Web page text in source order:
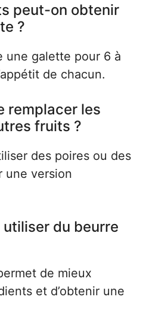
peut-on obtenir
?
une galette pour 6 à
de chacun.
remplacer les
fruits ?
des poires ou des
une version
du beurre
de mieux
et d’obtenir une